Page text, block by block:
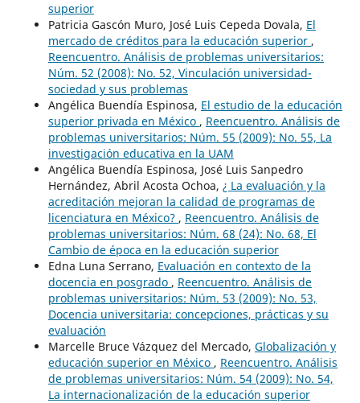
superior
Patricia Gascón Muro, José Luis Cepeda Dovala, El
mercado de créditos para la educación superior ,
Reencuentro. Análisis de problemas universitarios:
Núm. 52 (2008): No. 52, Vinculación universidad-
sociedad y sus problemas
Angélica Buendía Espinosa, El estudio de la educación
superior privada en México , Reencuentro. Análisis de
problemas universitarios: Núm. 55 (2009): No. 55, La
investigación educativa en la UAM
Angélica Buendía Espinosa, José Luis Sanpedro
Hernández, Abril Acosta Ochoa, ¿ La evaluación y la
acreditación mejoran la calidad de programas de
licenciatura en México? , Reencuentro. Análisis de
problemas universitarios: Núm. 68 (24): No. 68, El
Cambio de época en la educación superior
Edna Luna Serrano, Evaluación en contexto de la
docencia en posgrado , Reencuentro. Análisis de
problemas universitarios: Núm. 53 (2009): No. 53,
Docencia universitaria: concepciones, prácticas y su
evaluación
Marcelle Bruce Vázquez del Mercado, Globalización y
educación superior en México , Reencuentro. Análisis
de problemas universitarios: Núm. 54 (2009): No. 54,
La internacionalización de la educación superior